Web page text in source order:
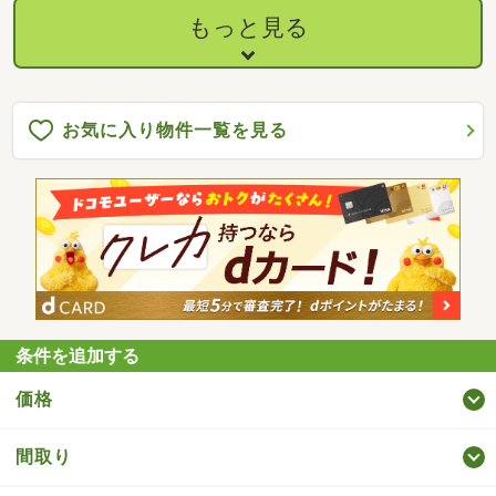
もっと見る
お気に入り物件一覧を見る
条件を追加する
価格
間取り